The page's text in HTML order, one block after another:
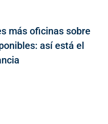
más oficinas sobre
así está el